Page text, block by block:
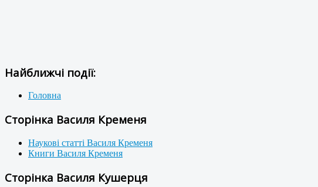
Найближчі події:
Головна
Сторінка Василя Кременя
Наукові статті Василя Кременя
Книги Василя Кременя
Сторінка Василя Кушерця